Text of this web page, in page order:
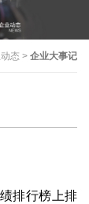
态 > 企业大事记
排行榜上排